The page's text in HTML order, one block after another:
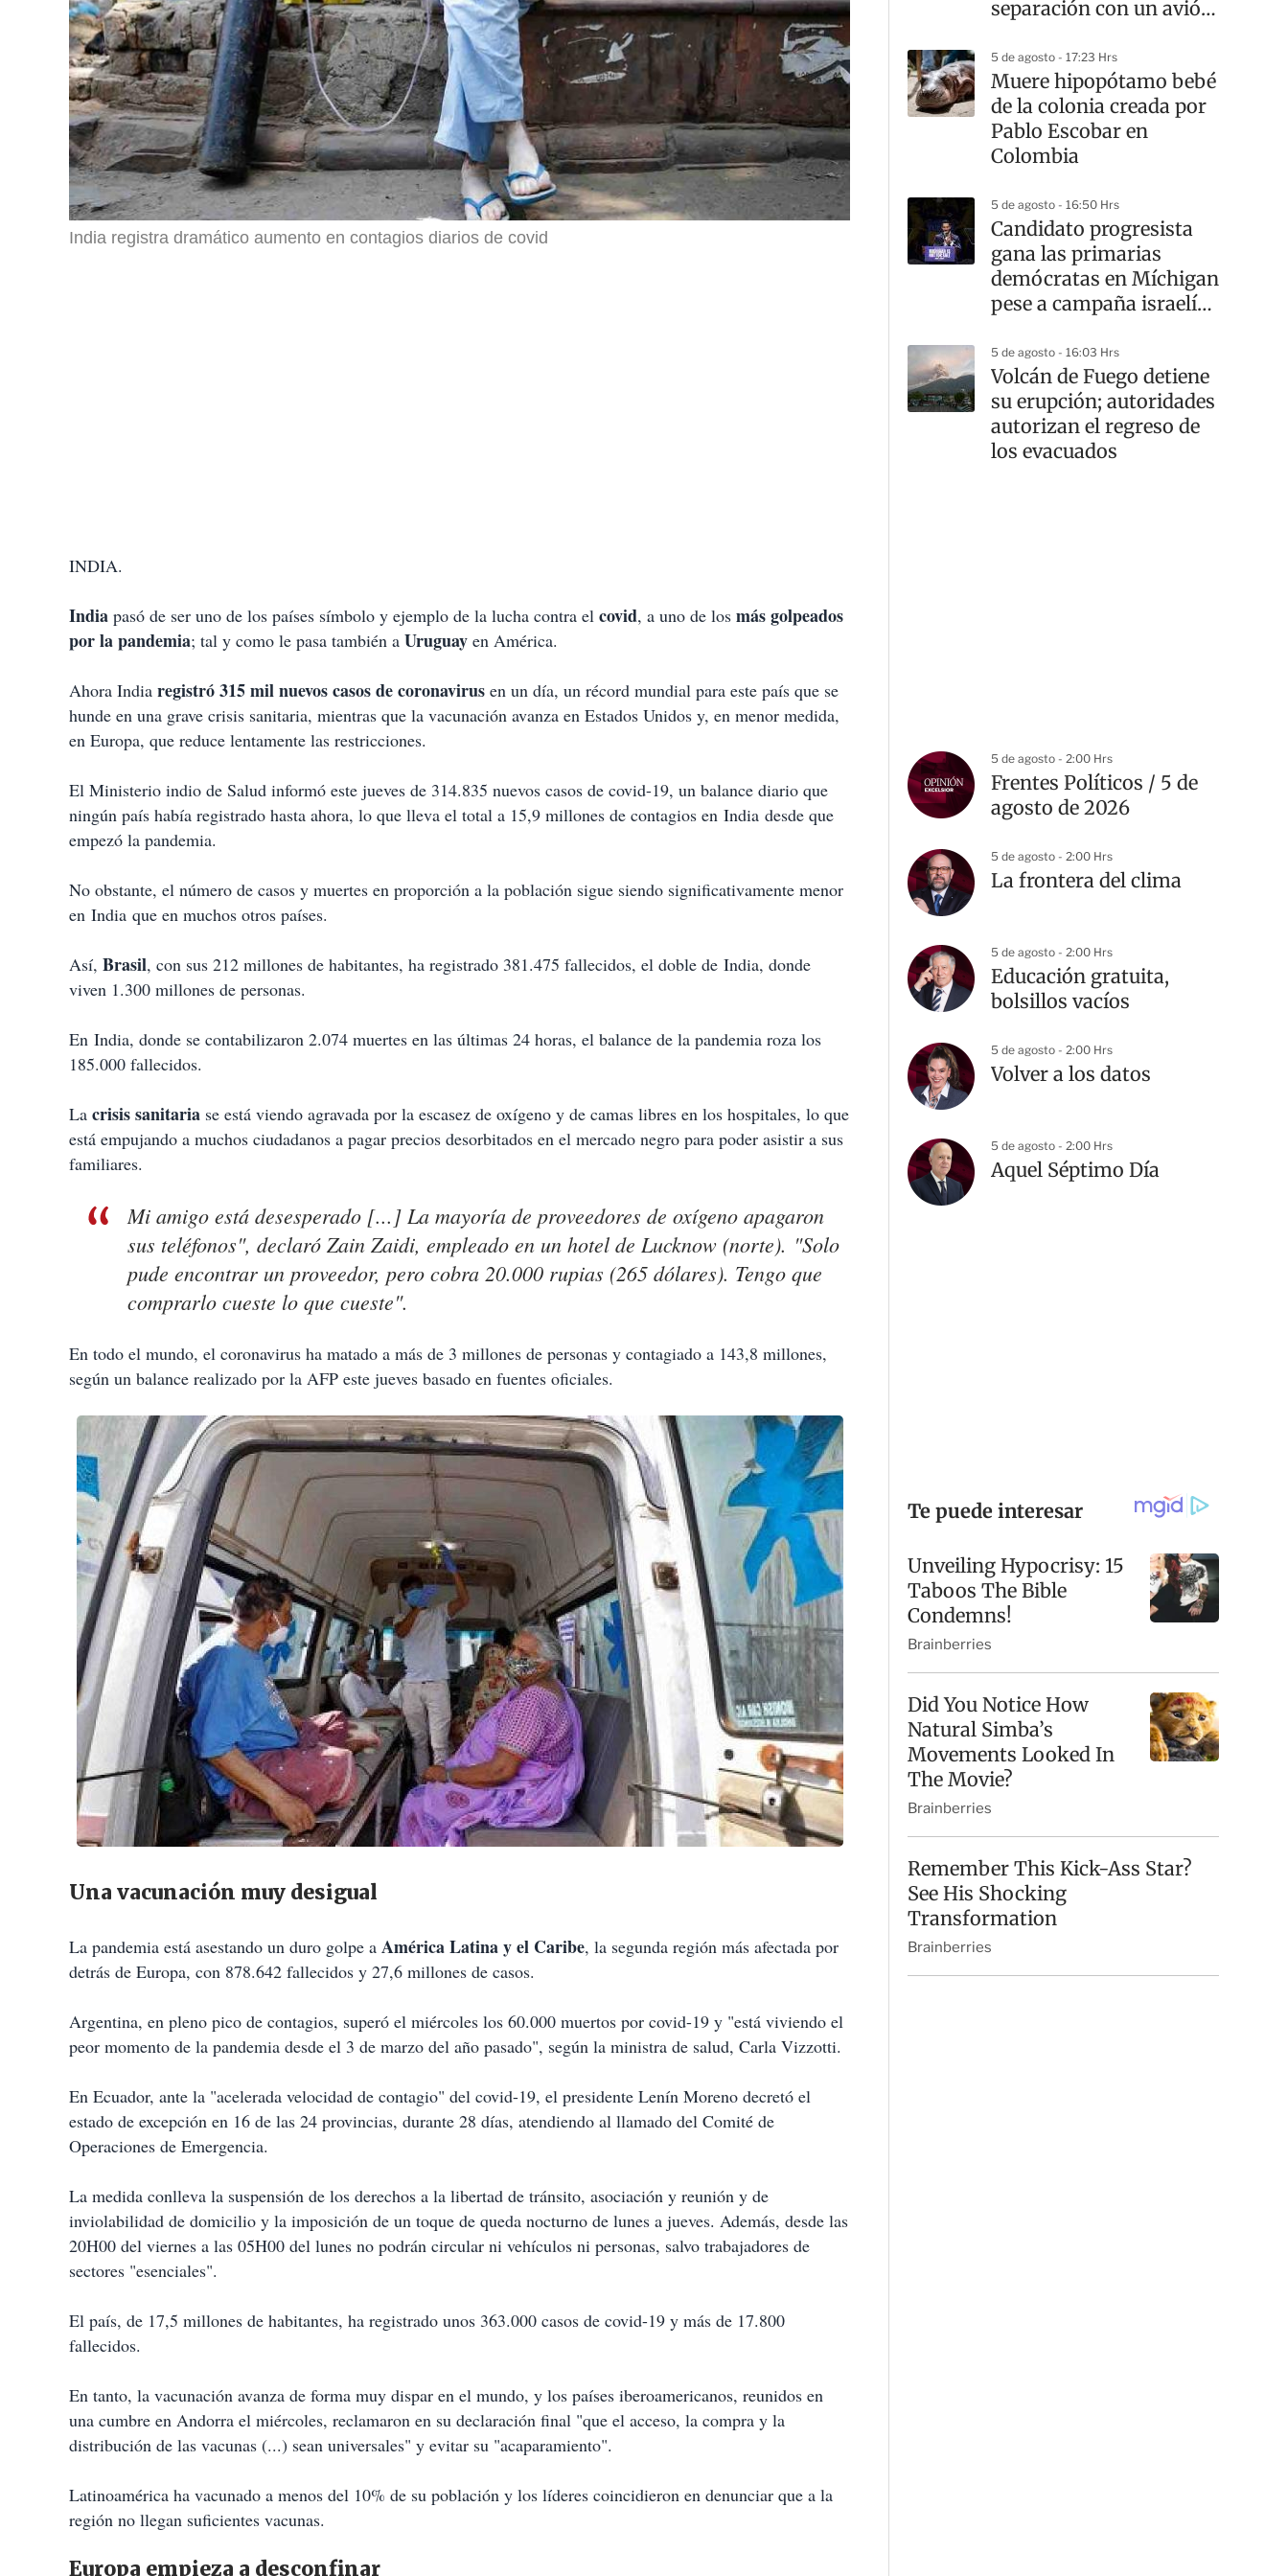
India registra dramático aumento en contagios diarios de covid
INDIA.
India pasó de ser uno de los países símbolo y ejemplo de la lucha contra el covid, a uno de los más golpeados
por la pandemia; tal y como le pasa también a Uruguay en América.
Ahora India registró 315 mil nuevos casos de coronavirus en un día, un récord mundial para este país que se
hunde en una grave crisis sanitaria, mientras que la vacunación avanza en Estados Unidos y, en menor medida,
en Europa, que reduce lentamente las restricciones.
El Ministerio indio de Salud informó este jueves de 314.835 nuevos casos de covid-19, un balance diario que
ningún país había registrado hasta ahora, lo que lleva el total a 15,9 millones de contagios en India desde que
empezó la pandemia.
No obstante, el número de casos y muertes en proporción a la población sigue siendo significativamente menor
en India que en muchos otros países.
Así, Brasil, con sus 212 millones de habitantes, ha registrado 381.475 fallecidos, el doble de India, donde
viven 1.300 millones de personas.
En India, donde se contabilizaron 2.074 muertes en las últimas 24 horas, el balance de la pandemia roza los
185.000 fallecidos.
La crisis sanitaria se está viendo agravada por la escasez de oxígeno y de camas libres en los hospitales, lo que
está empujando a muchos ciudadanos a pagar precios desorbitados en el mercado negro para poder asistir a sus
familiares.
Mi amigo está desesperado [...] La mayoría de proveedores de oxígeno apagaron
sus teléfonos", declaró Zain Zaidi, empleado en un hotel de Lucknow (norte). "Solo
pude encontrar un proveedor, pero cobra 20.000 rupias (265 dólares). Tengo que
comprarlo cueste lo que cueste".
En todo el mundo, el coronavirus ha matado a más de 3 millones de personas y contagiado a 143,8 millones,
según un balance realizado por la AFP este jueves basado en fuentes oficiales.
Una vacunación muy desigual
La pandemia está asestando un duro golpe a América Latina y el Caribe, la segunda región más afectada por
detrás de Europa, con 878.642 fallecidos y 27,6 millones de casos.
Argentina, en pleno pico de contagios, superó el miércoles los 60.000 muertos por covid-19 y "está viviendo el
peor momento de la pandemia desde el 3 de marzo del año pasado", según la ministra de salud, Carla Vizzotti.
En Ecuador, ante la "acelerada velocidad de contagio" del covid-19, el presidente Lenín Moreno decretó el
estado de excepción en 16 de las 24 provincias, durante 28 días, atendiendo al llamado del Comité de
Operaciones de Emergencia.
La medida conlleva la suspensión de los derechos a la libertad de tránsito, asociación y reunión y de
inviolabilidad de domicilio y la imposición de un toque de queda nocturno de lunes a jueves. Además, desde las
20H00 del viernes a las 05H00 del lunes no podrán circular ni vehículos ni personas, salvo trabajadores de
sectores "esenciales".
El país, de 17,5 millones de habitantes, ha registrado unos 363.000 casos de covid-19 y más de 17.800
fallecidos.
En tanto, la vacunación avanza de forma muy dispar en el mundo, y los países iberoamericanos, reunidos en
una cumbre en Andorra el miércoles, reclamaron en su declaración final "que el acceso, la compra y la
distribución de las vacunas (...) sean universales" y evitar su "acaparamiento".
Latinoamérica ha vacunado a menos del 10% de su población y los líderes coincidieron en denunciar que a la
región no llegan suficientes vacunas.
Europa empieza a desconfinar
separación con un avión
5 de agosto - 17:23 Hrs
Muere hipopótamo bebé
de la colonia creada por
Pablo Escobar en
Colombia
5 de agosto - 16:50 Hrs
Candidato progresista
gana las primarias
demócratas en Míchigan
pese a campaña israelí
5 de agosto - 16:03 Hrs
Volcán de Fuego detiene
su erupción; autoridades
autorizan el regreso de
los evacuados
5 de agosto - 2:00 Hrs
Frentes Políticos / 5 de
agosto de 2026
5 de agosto - 2:00 Hrs
La frontera del clima
5 de agosto - 2:00 Hrs
Educación gratuita,
bolsillos vacíos
5 de agosto - 2:00 Hrs
Volver a los datos
5 de agosto - 2:00 Hrs
Aquel Séptimo Día